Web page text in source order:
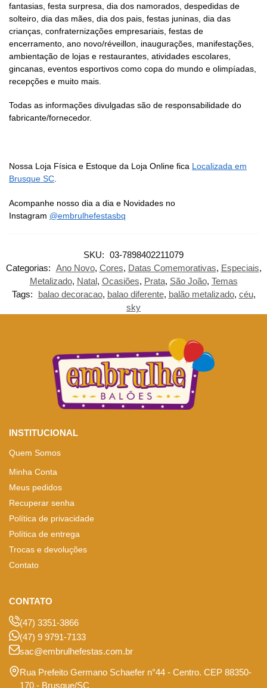
fantasias, festa surpresa, dia dos namorados, despedidas de
solteiro, dia das mães, dia dos pais, festas juninas, dia das
crianças, confraternizações empresariais, festas de
encerramento, ano novo/réveillon, inaugurações, manifestações,
ambientação de lojas e restaurantes, atividades escolares,
gincanas, eventos esportivos como copa do mundo e olimpíadas,
recepções e muito mais.
Todas as informações divulgadas são de responsabilidade do
fabricante/fornecedor.
Nossa Loja Física e Estoque da Loja Online fica Localizada em
Brusque SC
Acompanhe nosso dia a dia e Novidades no
Instagram @embrulhefestasbq
SKU: 03-7898402211079
Categorias: Ano Novo, Cores, Datas Comemorativas, Especiais,
Metalizado, Natal, Ocasiões, Prata, São João, Temas
Tags:
balao decoracao, balao diferente, balão metalizado, céu,
sky
INSTITUCIONAL
Quem Somos
Minha Conta
Meus pedidos
Recuperar senha
Política de privacidade
Política de entrega
Trocas e devoluções
Contato
CONTATO
(47) 3351-3866
(47) 9 9791-7133
sac@embrulhefestas.com.br
Rua Prefeito Germano Schaefer n°44 - Centro. CEP 88350-
170 - Brusque/SC